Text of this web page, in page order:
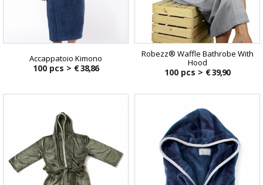
Accappatoio Kimono
100 pcs > € 38,86
Robezz® Waffle Bathrobe With
Hood
100 pcs > € 39,90